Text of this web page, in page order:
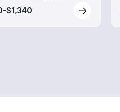
$1,340